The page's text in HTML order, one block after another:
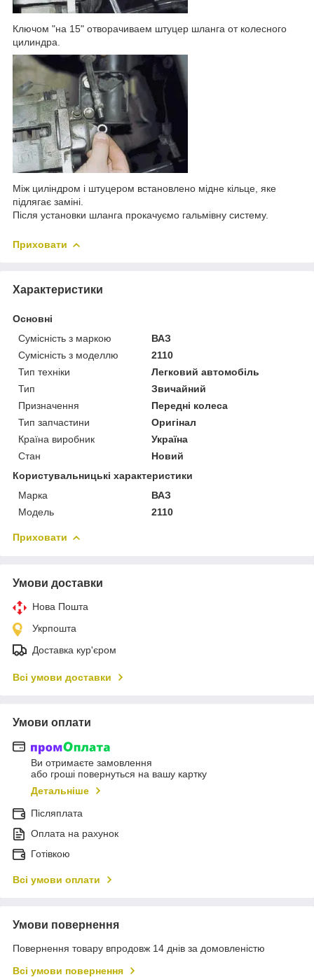
Ключом "на 15" отворачиваем штуцер шланга от колесного
цилиндра.
Між циліндром і штуцером встановлено мідне кільце, яке
підлягає заміні.
Після установки шланга прокачуємо гальмівну систему.
Приховати
Характеристики
Основні
Сумісність з маркою
ВАЗ
Сумісність з моделлю
2110
Тип техніки
Легковий автомобіль
Тип
Звичайний
Призначення
Передні колеса
Тип запчастини
Оригінал
Країна виробник
Україна
Стан
Новий
Користувальницькі характеристики
Марка
ВАЗ
Модель
2110
Приховати
Умови доставки
Нова Пошта
Укрпошта
Доставка кур'єром
Всі умови доставки
Умови оплати
Ви отримаєте замовлення
або гроші повернуться на вашу картку
Детальніше
Післяплата
Оплата на рахунок
Готівкою
Всі умови оплати
Умови повернення
Повернення товару впродовж 14 днів за домовленістю
Всі умови повернення